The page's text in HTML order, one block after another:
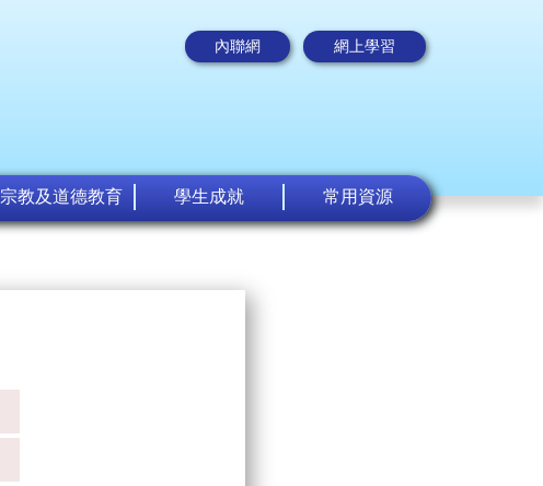
內聯網 網上學習
宗教及道德教育 學生成就 常用資源